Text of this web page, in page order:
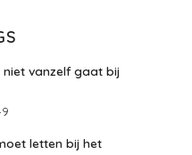
niet vanzelf gaat bij
letten bij het